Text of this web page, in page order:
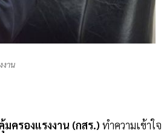
าน
ครองแรงงาน (กสร.) ทำความเข้าใจ